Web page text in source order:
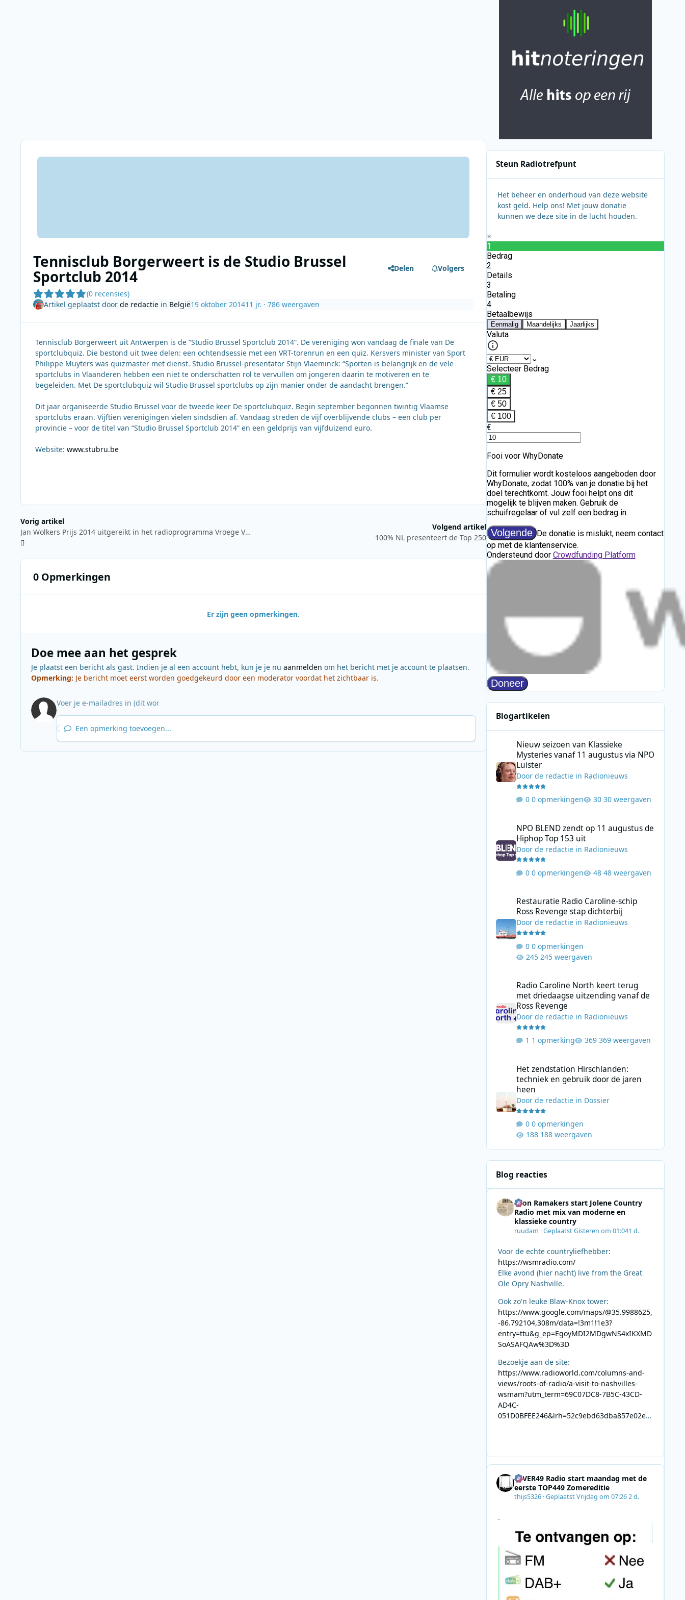
Tennisclub Borgerweert is de Studio Brussel
Sportclub 2014
(0 recensies)
Delen Volgers
Artikel geplaatst door de redactiein België19 oktober 201411 jr. · 786 weergaven
Tennisclub Borgerweert uit Antwerpen is de “Studio Brussel Sportclub 2014”. De vereniging won vandaag de finale van De
sportclubquiz. Die bestond uit twee delen: een ochtendsessie met een VRT-torenrun en een quiz. Kersvers minister van Sport
Philippe Muyters was quizmaster met dienst. Studio Brussel-presentator Stijn Vlaeminck: “Sporten is belangrijk en de vele
sportclubs in Vlaanderen hebben een niet te onderschatten rol te vervullen om jongeren daarin te motiveren en te
begeleiden. Met De sportclubquiz wil Studio Brussel sportclubs op zijn manier onder de aandacht brengen.”
Dit jaar organiseerde Studio Brussel voor de tweede keer De sportclubquiz. Begin september begonnen twintig Vlaamse
sportclubs eraan. Vijftien verenigingen vielen sindsdien af. Vandaag streden de vijf overblijvende clubs – een club per
provincie – voor de titel van “Studio Brussel Sportclub 2014” en een geldprijs van vijfduizend euro.
Website: www.stubru.be
Vorig artikel
Jan Wolkers Prijs 2014 uitgereikt in het radioprogramma Vroege Vogels
Volgend artikel
100% NL presenteert de Top 250
0 Opmerkingen
Er zijn geen opmerkingen.
Doe mee aan het gesprek
Je plaatst een bericht als gast. Indien je al een account hebt, kun je je nu aanmelden om het bericht met je account te plaatsen.
Opmerking: Je bericht moet eerst worden goedgekeurd door een moderator voordat het zichtbaar is.
Een opmerking toevoegen...
Steun Radiotrefpunt
Het beheer en onderhoud van deze website
kost geld. Help ons! Met jouw donatie
kunnen we deze site in de lucht houden.
Blogartikelen
Nieuw seizoen van Klassieke
Mysteries vanaf 11 augustus via NPO
Luister
Door de redactiein Radionieuws
0 opmerkingen 30 weergaven
NPO BLEND zendt op 11 augustus de
Hiphop Top 153 uit
Door de redactiein Radionieuws
0 opmerkingen 48 weergaven
Restauratie Radio Caroline-schip
Ross Revenge stap dichterbij
Door de redactiein Radionieuws
0 opmerkingen
245 weergaven
Radio Caroline North keert terug
met driedaagse uitzending vanaf de
Ross Revenge
Door de redactiein Radionieuws
1 opmerking 369 weergaven
Het zendstation Hirschlanden:
techniek en gebruik door de jaren
heen
Door de redactiein Dossier
0 opmerkingen
188 weergaven
Blog reacties
Leon Ramakers start Jolene Country
Radio met mix van moderne en
klassieke country
ruudam ·GeplaatstGisteren om 01:041 d.
Voor de echte countryliefhebber:
https://wsmradio.com/
Elke avond (hier nacht) live from the Great
Ole Opry Nashville.
Ook zo'n leuke Blaw-Knox tower:
https://www.google.com/maps/@35.9988625,
-86.792104,308m/data=!3m1!1e3?
entry=ttu&g_ep=EgoyMDI2MDgwNS4xIKXMD
SoASAFQAw%3D%3D
Bezoekje aan de site:
https://www.radioworld.com/columns-and-
views/roots-of-radio/a-visit-to-nashvilles-
wsmam?utm_term=69C07DC8-7B5C-43CD-
AD4C-
051D0BFEE246&lrh=52c9ebd63dba857e02ec
AB2831C8A639&utm_medium=email&utm_co
8F09201A140D&utm_source=SmartBrief
4EVER49 Radio start maandag met de
eerste TOP449 Zomereditie
thijs5326·GeplaatstVrijdag om 07:262 d.
.